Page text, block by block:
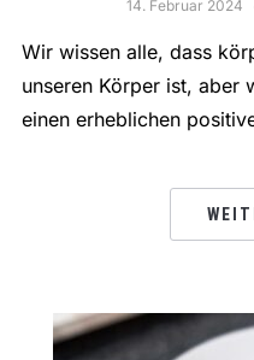
14. Februar 2024
Wir wissen alle, dass
unseren Körper ist, aber
einen erheblichen